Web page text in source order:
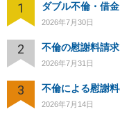
1
2026年7月30日
2 不倫の慰謝料請
2026年7月31日
3 不倫による慰謝
2026年7月14日